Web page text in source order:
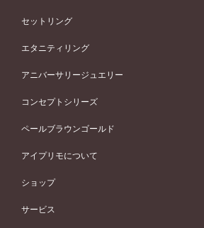
婚約指輪一覧
ピンクゴールド
ペールブラウンゴールド
ウェーブライン
V字ライン
ワンサイドメレ
ダブルサイドメレ
シンプル
フェミニン
モード
50万円台～
40万円台～
30万円台～
婚約指輪 人気ランキング
婚約ネックレス
結婚指輪 (マリッジリング)
結婚指輪一覧
ピンクゴールド
ペールブラウンゴールド
ウェーブライン
V字ライン
ワンメレ
セベラルメレ
シンプル
フェミニン
モード
50万円～
40万円～50万円
セットリング
セットリング
セットリング一覧
ピンクゴールド
ペールブラウンゴールド
エタニティリング
エタニティリング
エタニティリング一覧
ピンクゴールド
ペールブラウンゴールド
アニバーサリージュエリー
アニバーサリージュエリー
アニバーサリージュエリー一覧
ファッションリング
ブレスレット
コンセプトシリーズ
コンセプトシリーズ
オリジンビリーフ
エトワル
ペールブラウンゴールド
アイプリモについて
アイプリモについて
パーソナルハンド診断
ショップ
店舗一覧
サービス